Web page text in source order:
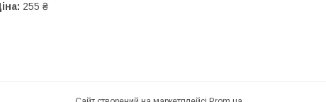
255 ₴